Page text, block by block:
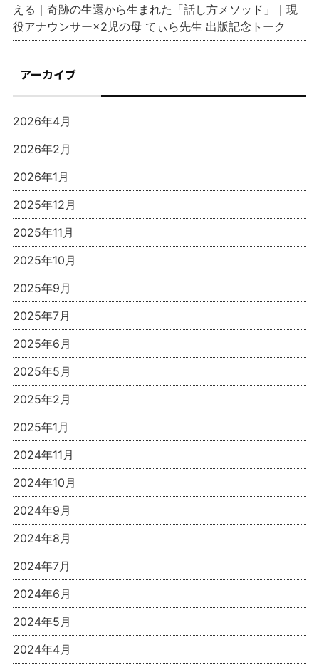
える｜奇跡の生還から生まれた「話し方メソッド」｜現
役アナウンサー×2児の母 てぃら先生 出版記念トーク
アーカイブ
2026年4月
2026年2月
2026年1月
2025年12月
2025年11月
2025年10月
2025年9月
2025年7月
2025年6月
2025年5月
2025年2月
2025年1月
2024年11月
2024年10月
2024年9月
2024年8月
2024年7月
2024年6月
2024年5月
2024年4月